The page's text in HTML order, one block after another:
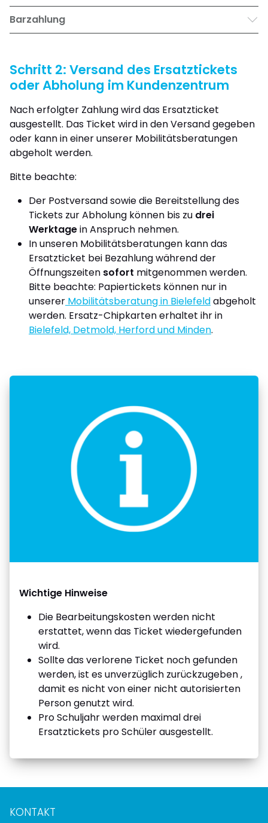
Barzahlung
Schritt 2: Versand des Ersatztickets
oder Abholung im Kundenzentrum
Nach erfolgter Zahlung wird das Ersatzticket
ausgestellt. Das Ticket wird in den Versand gegeben
oder kann in einer unserer Mobilitätsberatungen
abgeholt werden.
Bitte beachte:
Der Postversand sowie die Bereitstellung des
Tickets zur Abholung können bis zu drei
Werktagein Anspruch nehmen.
In unseren Mobilitätsberatungen kann das
Ersatzticket bei Bezahlung während der
Öffnungszeiten sofort mitgenommen werden.
Bitte beachte: Papiertickets können nur in
unserer Mobilitätsberatung in Bielefeldabgeholt
werden. Ersatz-Chipkarten erhaltet ihr in
Bielefeld, Detmold, Herford und Minden.
Wichtige Hinweise
Die Bearbeitungskosten werden nicht
erstattet, wenn das Ticket wiedergefunden
wird.
Sollte das verlorene Ticket noch gefunden
werden, ist es unverzüglich zurückzugeben ,
damit es nicht von einer nicht autorisierten
Person genutzt wird.
Pro Schuljahr werden maximal drei
Ersatztickets pro Schüler ausgestellt.
KONTAKT